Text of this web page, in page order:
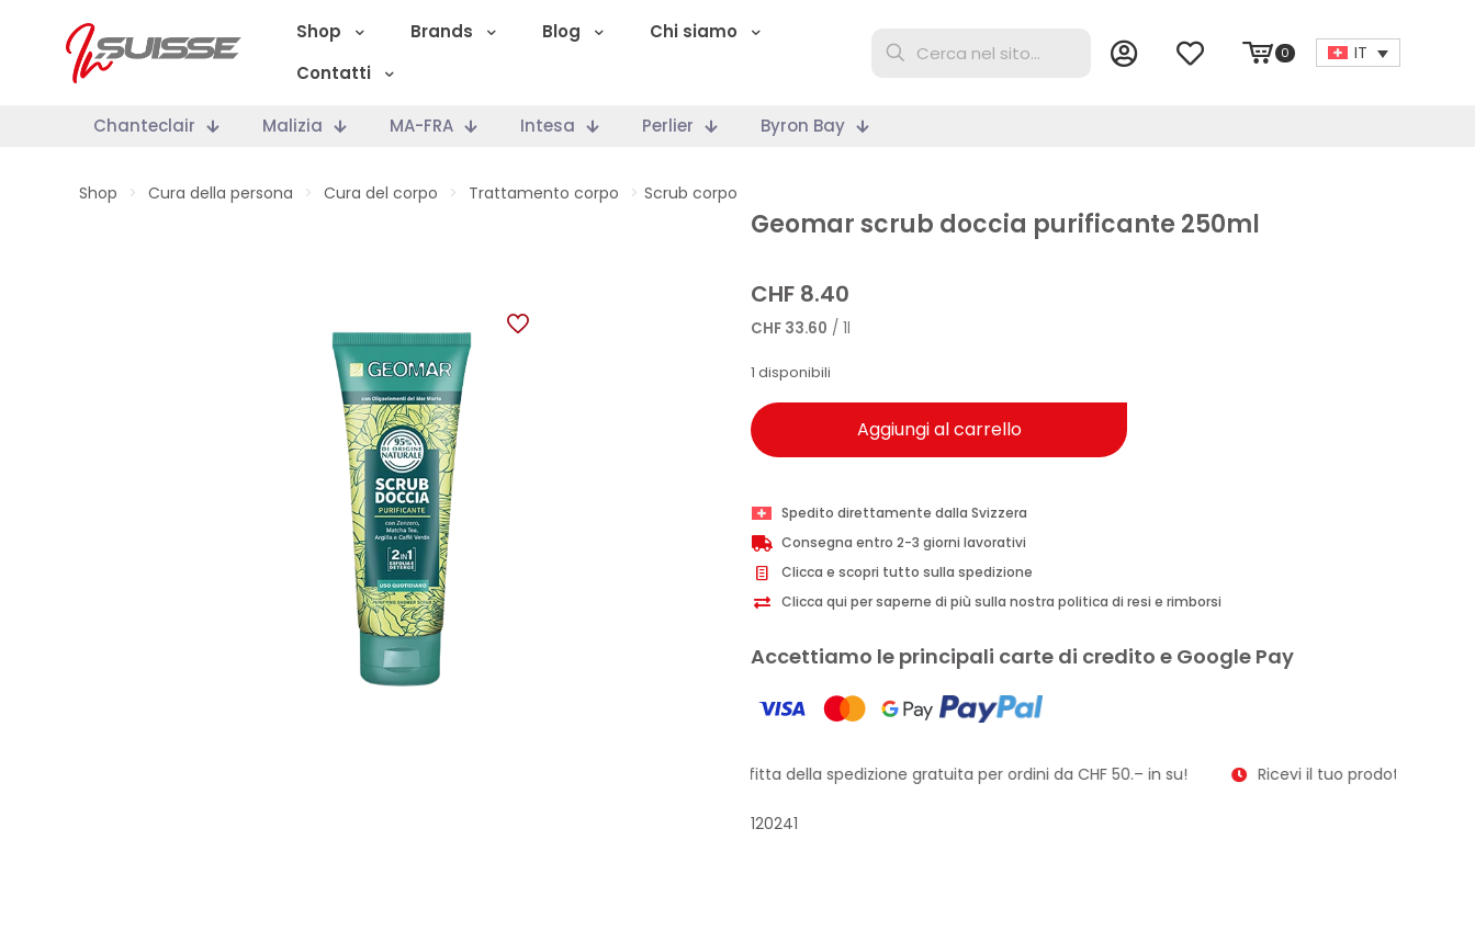
Shop Brands Blog
Chi siamo
Contatti
0 IT
Chanteclair Malizia MA-FRA Intesa Perlier Byron Bay
Shop > Cura della persona > Cura del corpo > Trattamento corpo > Scrub corpo
Geomar scrub doccia purificante 250ml
CHF 8.40
CHF 33.60 / 1l
1 disponibili
Aggiungi al carrello
Spedito direttamente dalla Svizzera
Consegna entro 2-3 giorni lavorativi
Clicca e scopri tutto sulla spedizione
Clicca qui per saperne di più sulla nostra politica di resi e rimborsi
Accettiamo le principali carte di credito e Google Pay
Approfitta della spedizione gratuita per ordini da CHF 50.– in su! Ricevi il tuo prodotto in soli
120241